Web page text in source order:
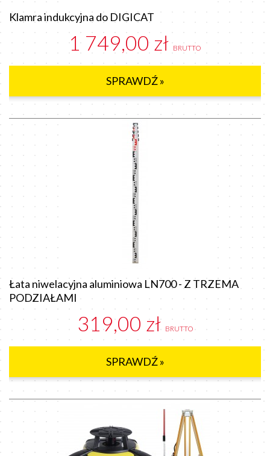
Klamra indukcyjna do DIGICAT
1 749,00 zł BRUTTO
SPRAWDŹ »
Łata niwelacyjna aluminiowa LN700 - Z TRZEMA
PODZIAŁAMI
319,00 zł BRUTTO
SPRAWDŹ »